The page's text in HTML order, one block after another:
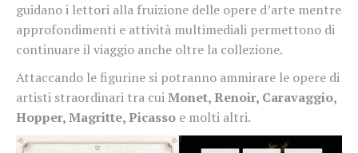
guidano i lettori alla fruizione delle opere d’arte mentre
approfondimenti e attività multimediali permettono di
continuare il viaggio anche oltre la collezione.
Attaccando le figurine si potranno ammirare le opere di
artisti straordinari tra cuiMonet, Renoir, Caravaggio,
Hopper, Magritte, Picasso e molti altri.